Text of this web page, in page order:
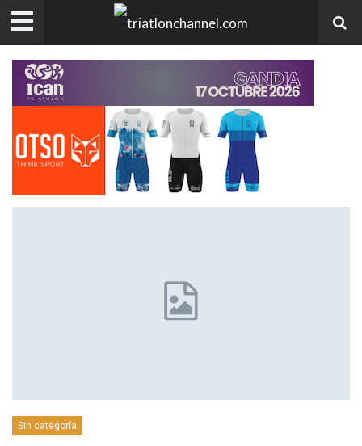
Sin categoría